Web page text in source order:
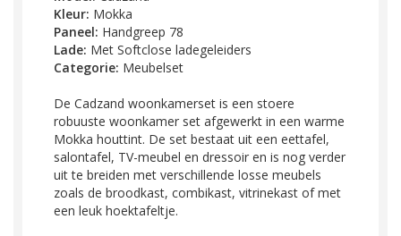
Kleur: Mokka
Paneel: Handgreep 78
Lade: Met Softclose ladegeleiders
Categorie: Meubelset
De Cadzand woonkamerset is een stoere
robuuste woonkamer set afgewerkt in een warme
Mokka houttint. De set bestaat uit een eettafel,
salontafel, TV-meubel en dressoir en is nog verder
uit te breiden met verschillende losse meubels
zoals de broodkast, combikast, vitrinekast of met
een leuk hoektafeltje.